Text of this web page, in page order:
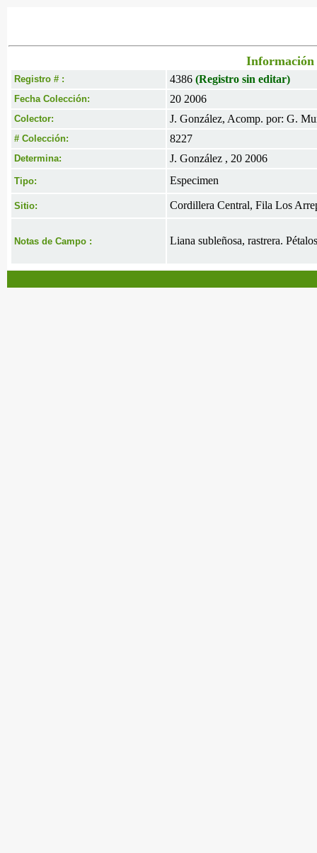
Información
Registro # : 4386 (Registro sin editar)
Fecha Colección: 20 2006
Colector: J. González, Acomp. por: G.
# Colección: 8227
Determina: J. González , 20 2006
Tipo: Especimen
Sitio: Cordillera Central, Fila Los
Notas de Campo : Liana subleñosa, rastrera.